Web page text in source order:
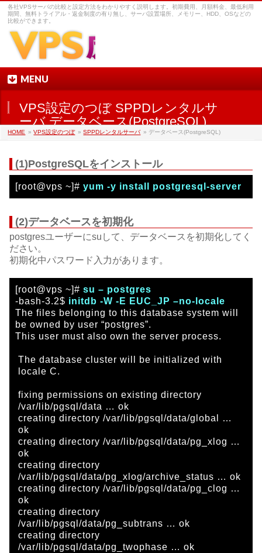
各社VPSサーバの比較と設定方法をわかりやすく説明します。初期費用、月額料金、最低利用
期間、無料トライアル・返金制度の有り無し、サーバ設置場所、メモリー、HDD、OSなどの
比較ができます。
MENU
VPS設定のつぼ SPPDレンタルサ
ーバ データベース(PostgreSQL)
HOME »VPS設定のつぼ »SPPDレンタルサーバ » データベース(PostgreSQL)
(1)PostgreSQLをインストール
[root@vps ~]# yum -y install postgresql-server
(2)データベースを初期化
postgresユーザーにsuして、データベースを初期化してく
ださい。
初期化中パスワード入力があります。
[root@vps ~]# su – postgres
-bash-3.2$ initdb -W -E EUC_JP –no-locale
The files belonging to this database system will
be owned by user “postgres”.
This user must also own the server process.
The database cluster will be initialized with
locale C.
fixing permissions on existing directory
/var/lib/pgsql/data … ok
creating directory /var/lib/pgsql/data/global …
ok
creating directory /var/lib/pgsql/data/pg_xlog …
ok
creating directory
/var/lib/pgsql/data/pg_xlog/archive_status … ok
creating directory /var/lib/pgsql/data/pg_clog …
ok
creating directory
/var/lib/pgsql/data/pg_subtrans … ok
creating directory
/var/lib/pgsql/data/pg_twophase … ok